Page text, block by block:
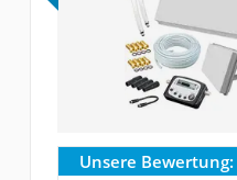
Unsere Bewertung: